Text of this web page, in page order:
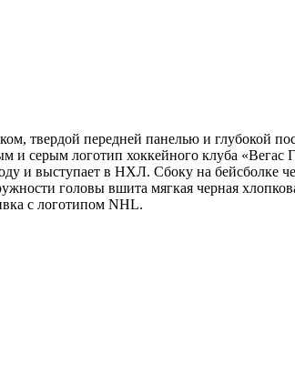
твердой передней панелью и глубокой
серым логотип хоккейного клуба «Вегас
и выступает в НХЛ. Сбоку на
головы вшита мягкая черная
с логотипом NHL.